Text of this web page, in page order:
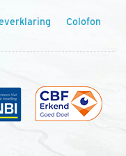
Colofon